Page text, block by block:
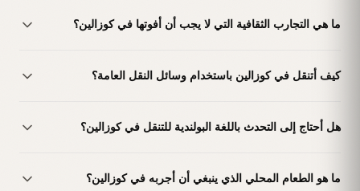
ما هي التجارب الثقافية التي لا يجب أن أفوتها في كوزالين؟
كيف أتنقل في كوزالين باستخدام وسائل النقل العامة؟
هل أحتاج إلى التحدث باللغة البولندية للتنقل في كوزالين؟
ما هو الطعام المحلي الذي ينبغي أن أجربه في كوزالين؟